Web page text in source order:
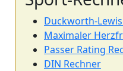
Duckworth-
Maximaler
Passer Rating
DIN Rechner